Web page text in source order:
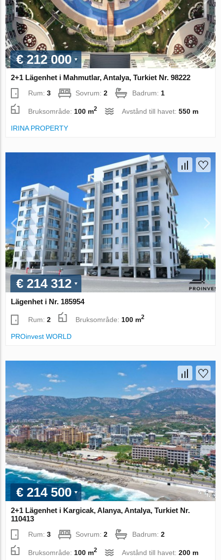
€ 212 000
2+1 Lägenhet i Mahmutlar, Antalya, Turkiet Nr. 98222
Rum:3 Sovrum:2 Badrum: 1
Bruksområde: 100 m2 Avstånd till havet:550 m
IRINA PROPERTY
€ 214 312
Lägenhet i Nr. 185954
Rum:2 Bruksområde: 100 m2
PROinvest WORLD
€ 214 500
2+1 Lägenhet i Kargicak, Alanya, Antalya, Turkiet Nr.
110413
Rum:3 Sovrum:2 Badrum:2
Bruksområde: 100 m2 Avstånd till havet:200 m